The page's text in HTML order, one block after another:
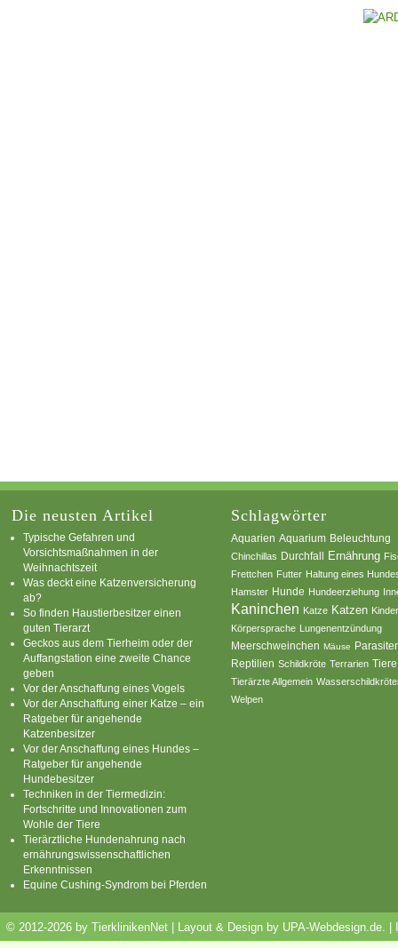
Die neusten Artikel
Typische Gefahren und
Vorsichtsmaßnahmen in der
Weihnachtszeit
Was deckt eine Katzenversicherung
ab?
So finden Haustierbesitzer einen
guten Tierarzt
Geckos aus dem Tierheim oder der
Auffangstation eine zweite Chance
geben
Vor der Anschaffung eines Vogels
Vor der Anschaffung einer Katze – ein
Ratgeber für angehende
Katzenbesitzer
Vor der Anschaffung eines Hundes –
Ratgeber für angehende
Hundebesitzer
Techniken in der Tiermedizin:
Fortschritte und Innovationen zum
Wohle der Tiere
Tierärztliche Hundenahrung nach
ernährungswissenschaftlichen
Erkenntnissen
Equine Cushing-Syndrom bei Pferden
Schlagwörter
Aquarien Aquarium Beleuchtung
Chinchillas Durchfall Ernährung
Frettchen Futter Haltung eines
Hamster Hunde Hundeerziehung
Kaninchen Katze Katzen
Körpersprache Lungenentzündung
Meerschweinchen Mäuse
Reptilien Schildkröte Terrarien Tiere
Tierärzte Allgemein
Welpen
© 2012-2026 by TierklinikenNet | Layout & Design by UPA-Webdesign.de.